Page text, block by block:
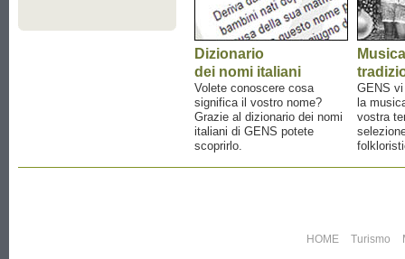
Dizionario
dei nomi italiani
Volete conoscere cosa
significa il vostro nome?
Grazie al dizionario dei nomi
italiani di GENS potete
scoprirlo.
Musica
GENS
la
vostra
HOME Turismo